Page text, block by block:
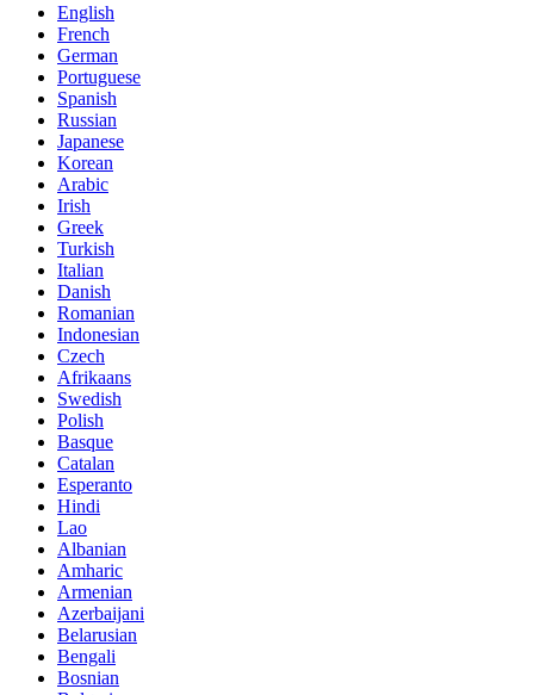
English
French
German
Portuguese
Spanish
Russian
Japanese
Korean
Arabic
Irish
Greek
Turkish
Italian
Danish
Romanian
Indonesian
Czech
Afrikaans
Swedish
Polish
Basque
Catalan
Esperanto
Hindi
Lao
Albanian
Amharic
Armenian
Azerbaijani
Belarusian
Bengali
Bosnian